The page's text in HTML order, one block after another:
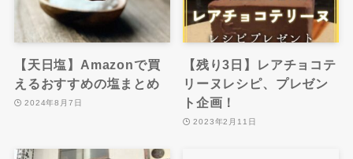
【天日塩】Amazonで買
えるおすすめの塩まとめ
2024年8月7日
【残り3日】レアチョコテ
リーヌレシピ、プレゼン
ト企画！
2023年2月11日